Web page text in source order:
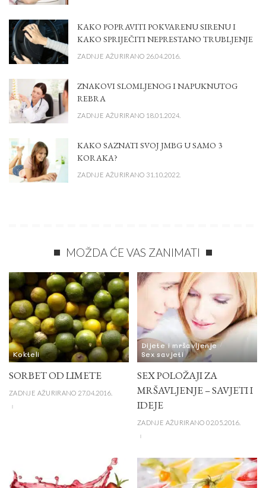
KAKO POPRAVITI POKVARENU SIRENU I
KAKO SPRIJEČITI NEPRESTANO TRUBLJENJE
ZADNJE AŽURIRANO 26.04.2016.
ZNAKOVI SLOMLJENOG I NAPUKNUTOG
REBRA
ZADNJE AŽURIRANO 18.01.2024.
KAKO SAZNATI SVOJ JMBG U SAMO 3
KORAKA?
ZADNJE AŽURIRANO 31.10.2022.
MOŽDA ĆE VAS ZANIMATI
Kokteli
SORBET OD LIMETE
ZADNJE AŽURIRANO 27.04.2016.
Dijete i mršavljenje
Sex savjeti
SEX POLOŽAJI ZA
MRŠAVLJENJE – SAVJETI I
IDEJE
ZADNJE AŽURIRANO 02.05.2016.